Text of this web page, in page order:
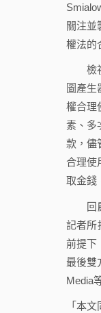
關注並
權法的
檢視
圖產
權合理
素、多
款，儘
合理使
取金錢
回顧
記者所
前提下
最後雙
Media
「本